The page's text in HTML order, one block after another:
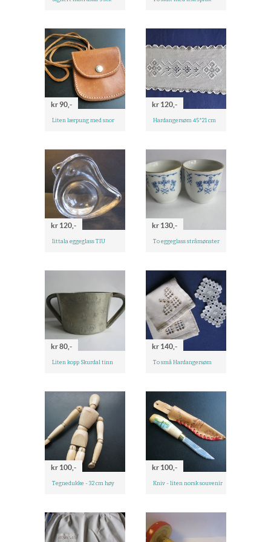
kr 90,-
Liten lærpung med snor
kr 120,-
Hardangersøm 45*21 cm
kr 120,-
Iittala eggeglass TIU
kr 130,-
To eggeglass stråmønster
kr 80,-
Liten kopp Skurdal tinn
kr 140,-
To små Hardangersøm
kr 100,-
Tegnedukke - 32 cm høy
kr 100,-
Kniv - liten norsk souvenir